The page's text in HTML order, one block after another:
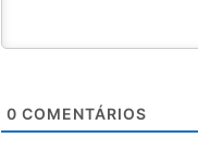
0 COMENTÁRIOS